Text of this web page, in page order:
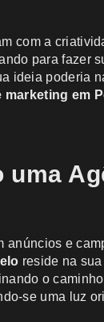
com a
para fazer
ideia poderia
marketing em
anúncios e
reside na
o
se uma luz